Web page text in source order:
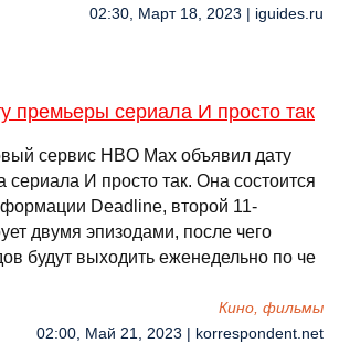
02:30, Март 18, 2023 | iguides.ru
премьеры сериала И просто так
сервис HBO Max объявил дату
сериала И просто так. Она состоится
Deadline, второй 11-
двумя эпизодами, после чего
будут выходить еженедельно по че
Кино, фильмы
02:00, Май 21, 2023 | korrespondent.net